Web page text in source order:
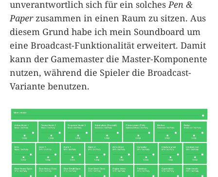
unverantwortlich sich für ein solches Pen &
Paperzusammen in einen Raum zu sitzen. Aus
diesem Grund habe ich mein Soundboard um
eine Broadcast-Funktionalität erweitert. Damit
kann der Gamemaster die Master-Komponente
nutzen, während die Spieler die Broadcast-
Variante benutzen.